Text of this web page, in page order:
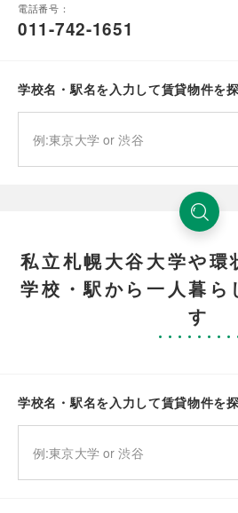
電話番号：
011-742-1651
学校名・駅名を入力して賃貸物件を
私立札幌大谷大学や環
学校・駅から一人暮ら
す
学校名・駅名を入力して賃貸物件を